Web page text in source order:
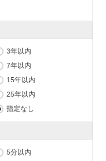
3年以内
7年以内
15年以内
25年以内
指定なし
5分以内